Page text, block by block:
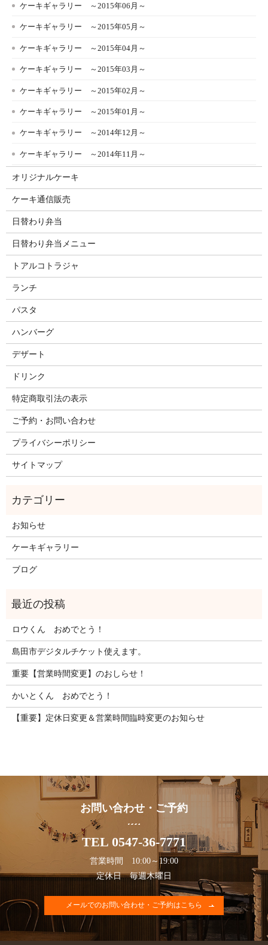
ケーキギャラリー ～2015年06月～
ケーキギャラリー ～2015年05月～
ケーキギャラリー ～2015年04月～
ケーキギャラリー ～2015年03月～
ケーキギャラリー ～2015年02月～
ケーキギャラリー ～2015年01月～
ケーキギャラリー ～2014年12月～
ケーキギャラリー ～2014年11月～
オリジナルケーキ
ケーキ通信販売
日替わり弁当
日替わり弁当メニュー
トアルコトラジャ
ランチ
パスタ
ハンバーグ
デザート
ドリンク
特定商取引法の表示
ご予約・お問い合わせ
プライバシーポリシー
サイトマップ
お知らせ
ケーキギャラリー
ブログ
ロウくん おめでとう！
島田市デジタルチケット使えます。
重要【営業時間変更】のおしらせ！
かいとくん おめでとう！
【重要】定休日変更＆営業時間臨時変更のお知らせ
お問い合わせ・ご予約
TEL 0547-36-7771
営業時間 10:00～19:00
定休日 毎週木曜日
メールでのお問い合わせ・ご予約はこちら